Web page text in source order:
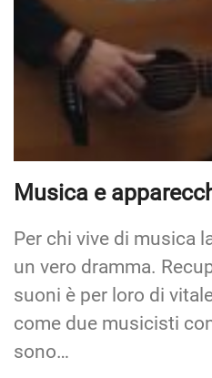
Musica e
Per chi vive di musica
un vero dramma.
suoni è per loro di
come due musicisti
sono…